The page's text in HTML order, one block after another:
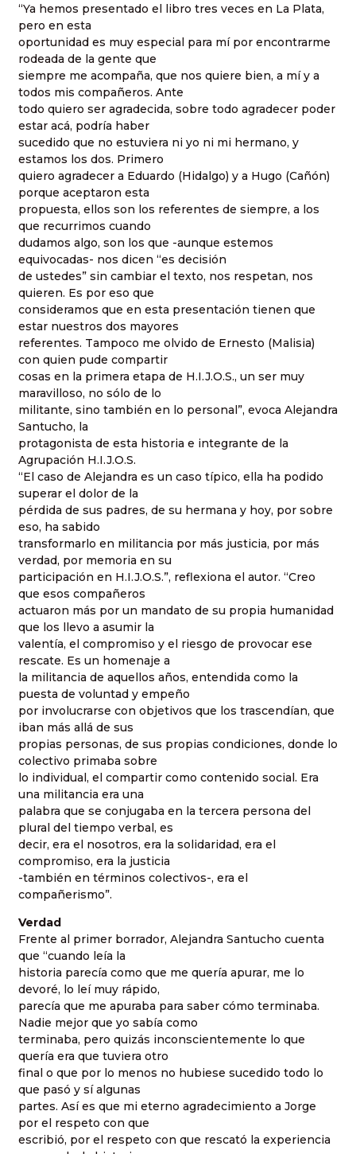
“Ya hemos presentado el libro tres veces en La Plata,
pero en esta
oportunidad es muy especial para mí por encontrarme
rodeada de la gente que
siempre me acompaña, que nos quiere bien, a mí y a
todos mis compañeros. Ante
todo quiero ser agradecida, sobre todo agradecer poder
estar acá, podría haber
sucedido que no estuviera ni yo ni mi hermano, y
estamos los dos. Primero
quiero agradecer a Eduardo (Hidalgo) y a Hugo (Cañón)
porque aceptaron esta
propuesta, ellos son los referentes de siempre, a los
que recurrimos cuando
dudamos algo, son los que -aunque estemos
equivocadas- nos dicen “es decisión
de ustedes” sin cambiar el texto, nos respetan, nos
quieren. Es por eso que
consideramos que en esta presentación tienen que
estar nuestros dos mayores
referentes. Tampoco me olvido de Ernesto (Malisia)
con quien pude compartir
cosas en la primera etapa de H.I.J.O.S., un ser muy
maravilloso, no sólo de lo
militante, sino también en lo personal”, evoca Alejandra
Santucho, la
protagonista de esta historia e integrante de la
Agrupación H.I.J.O.S.
“El caso de Alejandra es un caso típico, ella ha podido
superar el dolor de la
pérdida de sus padres, de su hermana y hoy, por sobre
eso, ha sabido
transformarlo en militancia por más justicia, por más
verdad, por memoria en su
participación en H.I.J.O.S.”, reflexiona el autor. “Creo
que esos compañeros
actuaron más por un mandato de su propia humanidad
que los llevo a asumir la
valentía, el compromiso y el riesgo de provocar ese
rescate. Es un homenaje a
la militancia de aquellos años, entendida como la
puesta de voluntad y empeño
por involucrarse con objetivos que los trascendían, que
iban más allá de sus
propias personas, de sus propias condiciones, donde lo
colectivo primaba sobre
lo individual, el compartir como contenido social. Era
una militancia era una
palabra que se conjugaba en la tercera persona del
plural del tiempo verbal, es
decir, era el nosotros, era la solidaridad, era el
compromiso, era la justicia
-también en términos colectivos-, era el
compañerismo”.
Verdad
Frente al primer borrador, Alejandra Santucho cuenta
que “cuando leía la
historia parecía como que me quería apurar, me lo
devoré, lo leí muy rápido,
parecía que me apuraba para saber cómo terminaba.
Nadie mejor que yo sabía como
terminaba, pero quizás inconscientemente lo que
quería era que tuviera otro
final o que por lo menos no hubiese sucedido todo lo
que pasó y sí algunas
partes. Así es que mi eterno agradecimiento a Jorge
por el respeto con que
escribió, por el respeto con que rescató la experiencia